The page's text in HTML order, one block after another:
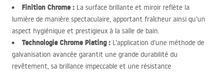
Finition Chrome : La surface brillante et miroir reflète la
lumière de manière spectaculaire, apportant fraîcheur ainsi qu’un
aspect hygiénique et prestigieux à la salle de bain.
Technologie Chrome Plating : L’application d’une méthode de
galvanisation avancée garantit une grande durabilité du
revêtement, sa brillance impeccable et une résistance